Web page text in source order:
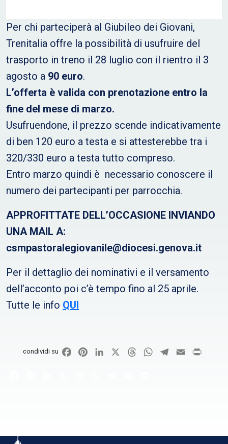
Per chi parteciperà al Giubileo dei Giovani,
Trenitalia offre la possibilità di usufruire del
trasporto in treno il 28 luglio con il rientro il 3
agosto a 90 euro.
L’offerta è valida con prenotazione entro la
fine del mese di marzo.
Usufruendone, il prezzo scende indicativamente
di ben 120 euro a testa e si attesterebbe tra i
320/330 euro a testa tutto compreso.
Entro marzo quindi è necessario conoscere il
numero dei partecipanti per parrocchia.
APPROFITTATE DELL’OCCASIONE INVIANDO
UNA MAIL A:
csmpastoralegiovanile@diocesi.genova.it
Per il dettaglio dei nominativi e il versamento
dell’acconto poi c’è tempo fino al 25 aprile.
Tutte le info QUI
condividi su FacebookPinterestLinkedIn ThreadsWhatsApp
Telegram
Email